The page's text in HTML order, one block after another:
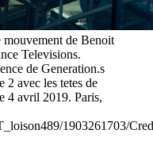
de Benoit
Televisions.
de Generation.s
2 avec les tetes de
4 avril 2019. Paris,
1903261703/